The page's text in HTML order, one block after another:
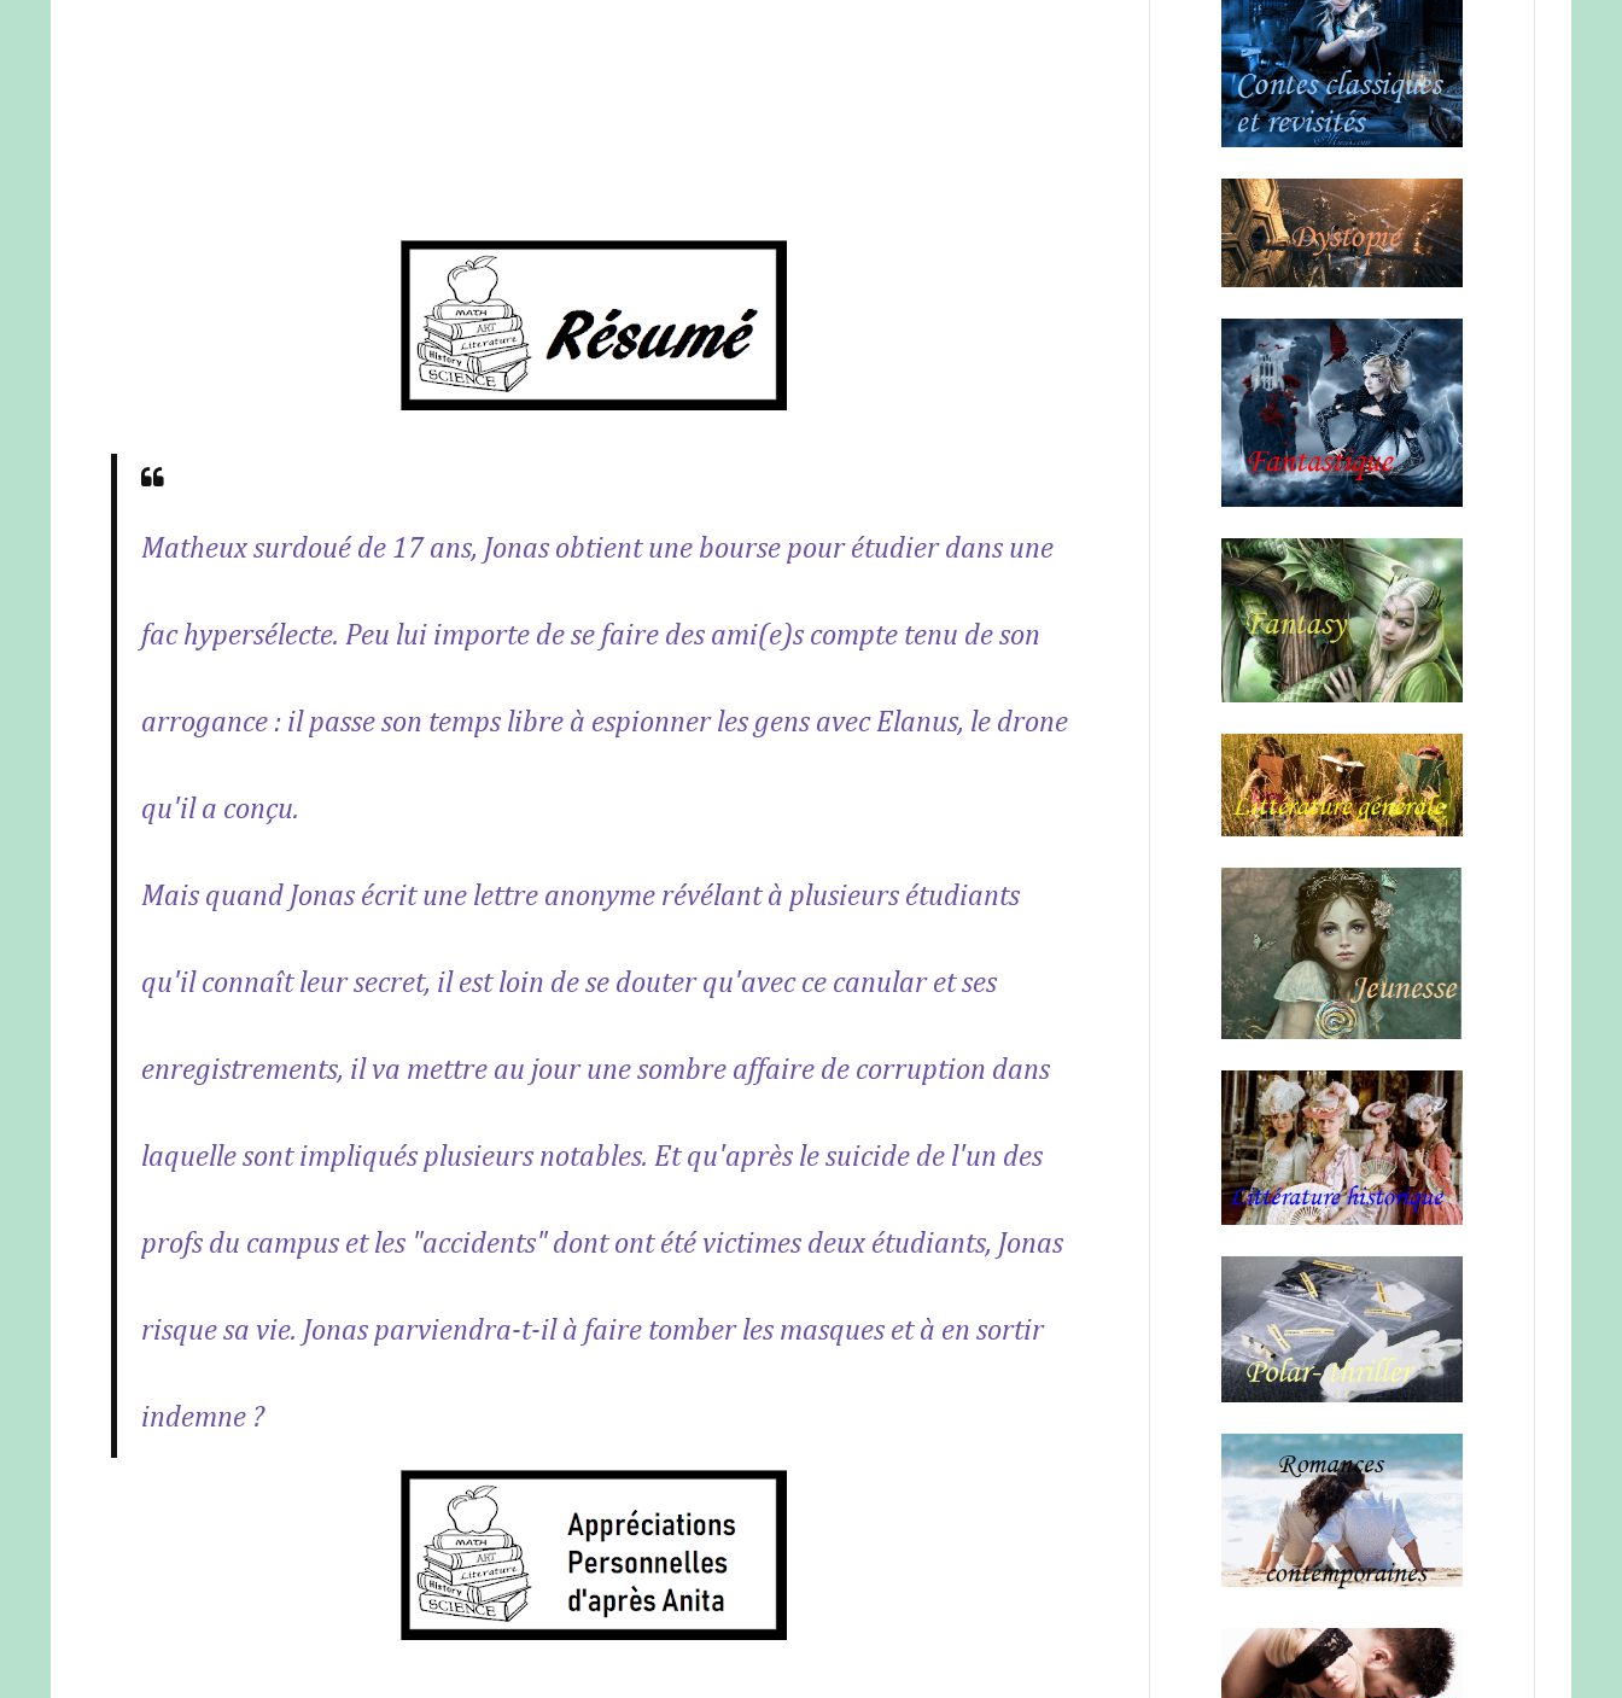
Matheux surdoué de 17 ans, Jonas obtient une bourse pour étudier dans une
fac hypersélecte. Peu lui importe de se faire des ami(e)s compte tenu de son
arrogance : il passe son temps libre à espionner les gens avec Elanus, le drone
qu'il a conçu.
Mais quand Jonas écrit une lettre anonyme révélant à plusieurs étudiants
qu'il connaît leur secret, il est loin de se douter qu'avec ce canular et ses
enregistrements, il va mettre au jour une sombre affaire de corruption dans
laquelle sont impliqués plusieurs notables. Et qu'après le suicide de l'un des
profs du campus et les "accidents" dont ont été victimes deux étudiants, Jonas
risque sa vie. Jonas parviendra-t-il à faire tomber les masques et à en sortir
indemne ?